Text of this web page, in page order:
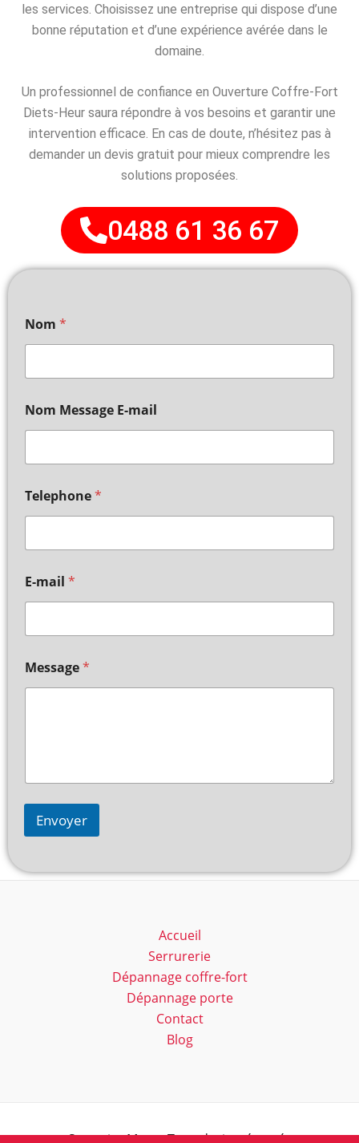
les services. Choisissez une entreprise qui dispose d’une
bonne réputation et d’une expérience avérée dans le
domaine.
Un professionnel de confiance en Ouverture Coffre-Fort
Diets-Heur saura répondre à vos besoins et garantir une
intervention efficace. En cas de doute, n’hésitez pas à
demander un devis gratuit pour mieux comprendre les
solutions proposées.
0488 61 36 67
Nom *
Nom Message E-mail
Telephone*
E-mail *
Message*
Envoyer
Accueil
Serrurerie
Dépannage coffre-fort
Dépannage porte
Contact
Blog
Serrurier Marc - Tous droits réservés